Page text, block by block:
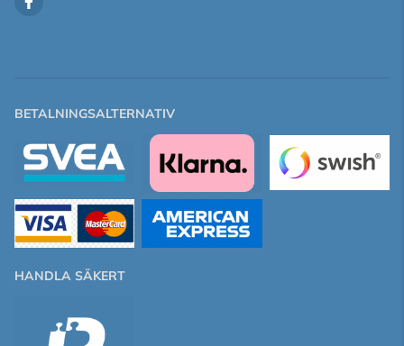
BETALNINGSALTERNATIV
HANDLA SÄKERT